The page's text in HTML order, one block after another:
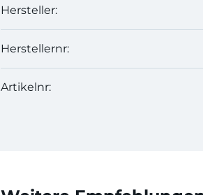
Hersteller:
Herstellernr:
Artikelnr: